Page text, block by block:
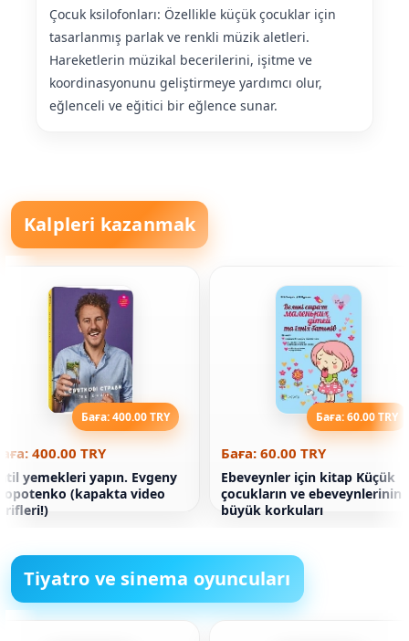
Çocuk ksilofonları: Özellikle küçük çocuklar için
tasarlanmış parlak ve renkli müzik aletleri.
Hareketlerin müzikal becerilerini, işitme ve
koordinasyonunu geliştirmeye yardımcı olur,
eğlenceli ve eğitici bir eğlence sunar.
Kalpleri kazanmak
Баға: 400.00 TRY
400.00 TRY
yemekleri yapın. Evgeny
(kapakta video
Баға: 60.00 TRY
Баға: 60.00 TRY
Ebeveynler için kitap Küçük
çocukların ve ebeveynlerinin
büyük korkuları
Tiyatro ve sinema oyuncuları